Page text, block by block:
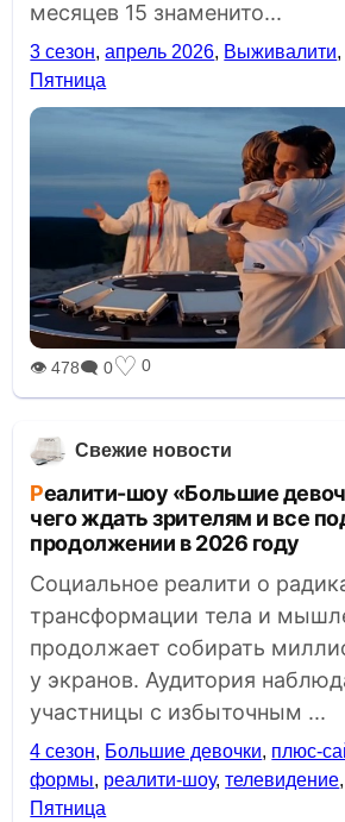
месяцев 15 знаменито...
3 сезон,апрель 2026, Выживалити
Пятница
👁 478🗨 0♡ 0
Свежие новости
Реалити-шоу «Большие девочки» 4 сезон:
чего ждать зрителям и все
продолжении в 2026 году
Социальное реалити о
трансформации тела и
продолжает собирать
у экранов. Аудитория
участницы с избыточным ...
4 сезон, Большие девочки, плюс-
формы, реалити-шоу,телевидение
Пятница